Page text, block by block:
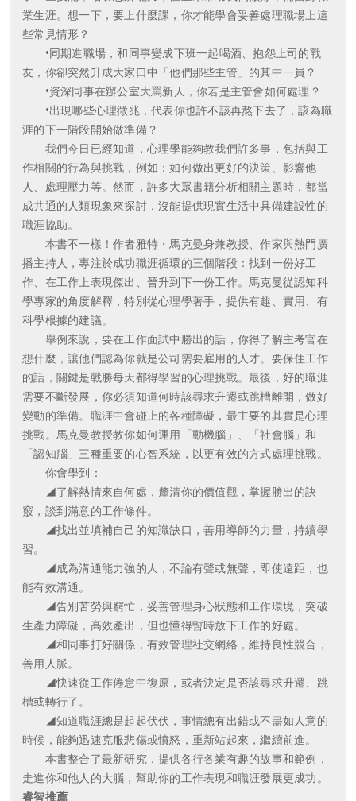
業生涯。想一下，要上什麼課，你才能學會妥善處理職場上這
些常見情形？
•同期進職場，和同事變成下班一起喝酒、抱怨上司的戰
友，你卻突然升成大家口中「他們那些主管」的其中一員？
•資深同事在辦公室大罵新人，你若是主管會如何處理？
•出現哪些心理徵兆，代表你也許不該再熬下去了，該為職
涯的下一階段開始做準備？
我們今日已經知道，心理學能夠教我們許多事，包括與工
作相關的行為與挑戰，例如：如何做出更好的決策、影響他
人、處理壓力等。然而，許多大眾書籍分析相關主題時，都當
成共通的人類現象來探討，沒能提供現實生活中具備建設性的
職涯協助。
本書不一樣！作者雅特・馬克曼身兼教授、作家與熱門廣
播主持人，專注於成功職涯循環的三個階段：找到一份好工
作、在工作上表現傑出、晉升到下一份工作。馬克曼從認知科
學專家的角度解釋，特別從心理學著手，提供有趣、實用、有
科學根據的建議。
舉例來說，要在工作面試中勝出的話，你得了解主考官在
想什麼，讓他們認為你就是公司需要雇用的人才。要保住工作
的話，關鍵是戰勝每天都得學習的心理挑戰。最後，好的職涯
需要不斷發展，你必須知道何時該尋求升遷或跳槽離開，做好
變動的準備。職涯中會碰上的各種障礙，最主要的其實是心理
挑戰。馬克曼教授教你如何運用「動機腦」、「社會腦」和
「認知腦」三種重要的心智系統，以更有效的方式處理挑戰。
你會學到：
◢了解熱情來自何處，釐清你的價值觀，掌握勝出的訣
竅，談到滿意的工作條件。
◢找出並填補自己的知識缺口，善用導師的力量，持續學
習。
◢成為溝通能力強的人，不論有聲或無聲，即使遠距，也
能有效溝通。
◢告別苦勞與窮忙，妥善管理身心狀態和工作環境，突破
生產力障礙，高效產出，但也懂得暫時放下工作的好處。
◢和同事打好關係，有效管理社交網絡，維持良性競合，
善用人脈。
◢快速從工作倦怠中復原，或者決定是否該尋求升遷、跳
槽或轉行了。
◢知道職涯總是起起伏伏，事情總有出錯或不盡如人意的
時候，能夠迅速克服悲傷或憤怒，重新站起來，繼續前進。
本書整合了最新研究，提供各行各業有趣的故事和範例，
走進你和他人的大腦，幫助你的工作表現和職涯發展更成功。
睿智推薦